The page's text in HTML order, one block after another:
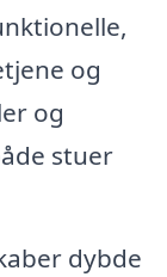
og
og
stuer
dybde